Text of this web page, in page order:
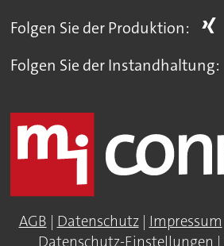
Folgen Sie der Produktion:
Folgen Sie der Instandhaltung:
AGB | Datenschutz| Impressum
Datenschutz-Einstellungen |